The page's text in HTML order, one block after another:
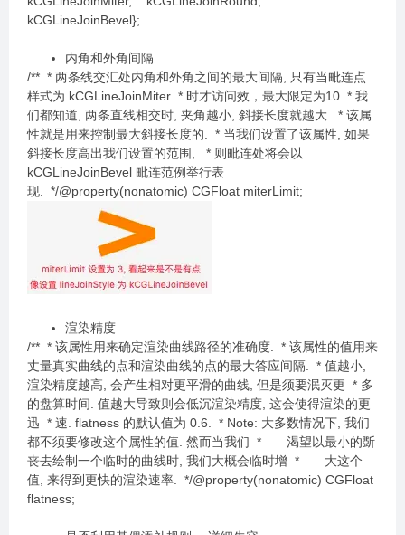
kCGLineJoinBevel};
内角和外角间隔
/** * 两条线交汇处内角和外角之间的最大间隔, 只有当毗连点
样式为 kCGLineJoinMiter * 时才访问效，最大限定为10 * 我
们都知道, 两条直线相交时, 夹角越小, 斜接长度就越大. * 该属
性就是用来控制最大斜接长度的. * 当我们设置了该属性, 如果
斜接长度高出我们设置的范围, * 则毗连处将会以
kCGLineJoinBevel 毗连范例举行表
现. */@property(nonatomic) CGFloat miterLimit;
渲染精度
/** * 该属性用来确定渲染曲线路径的准确度. * 该属性的值用来
丈量真实曲线的点和渲染曲线的点的最大答应间隔. * 值越小,
渲染精度越高, 会产生相对更平滑的曲线, 但是须要泯灭更 * 多
的盘算时间. 值越大导致则会低沉渲染精度, 这会使得渲染的更
迅 * 速. flatness 的默认值为 0.6. * Note: 大多数情况下, 我们
都不须要修改这个属性的值. 然而当我们 * 渴望以最小的斲
丧去绘制一个临时的曲线时, 我们大概会临时增 * 大这个
值, 来得到更快的渲染速率. */@property(nonatomic) CGFloat
flatness;